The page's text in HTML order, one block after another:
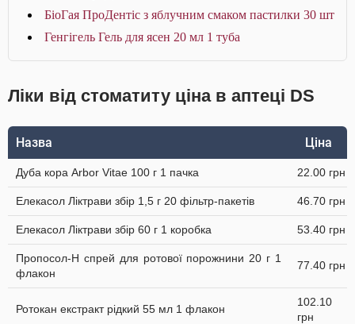
БіоГая ПроДентіс з яблучним смаком пастилки 30 шт
Генгігель Гель для ясен 20 мл 1 туба
Ліки від стоматиту ціна в аптеці DS
Назва Ціна
Дуба кора Arbor Vitae 100 г 1 пачка 22.00 грн
Елекасол Ліктрави збір 1,5 г 20 фільтр-пакетів 46.70 грн
Елекасол Ліктрави збір 60 г 1 коробка 53.40 грн
Пропосол-Н спрей для ротової порожнини 20 г 1
флакон
77.40 грн
Ротокан екстракт рідкий 55 мл 1 флакон
102.10
грн